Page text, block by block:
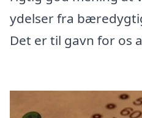
ydelser fra
Det er til gavn for os